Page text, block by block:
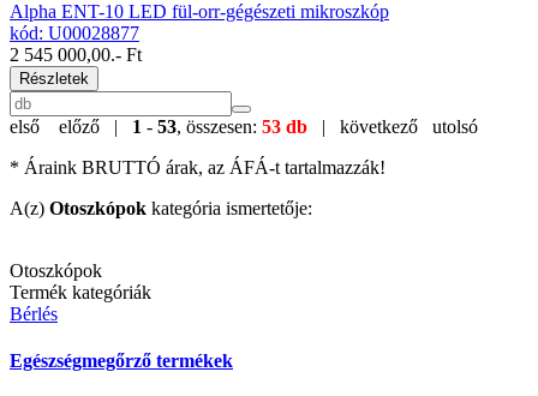
Alpha ENT-10 LED fül-orr-gégészeti mikroszkóp
kód: U00028877
2 545 000,00.- Ft
Részletek
első előző | 1 - 53, összesen: 53 db | következő
utolsó
* Áraink BRUTTÓ árak, az ÁFÁ-t tartalmazzák!
A(z) Otoszkópok kategória ismertetője:
Otoszkópok
Termék kategóriák
Bérlés
Egészségmegőrző termékek